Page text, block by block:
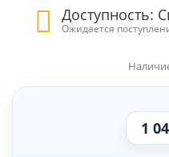
Доступность:
Ожидается
1